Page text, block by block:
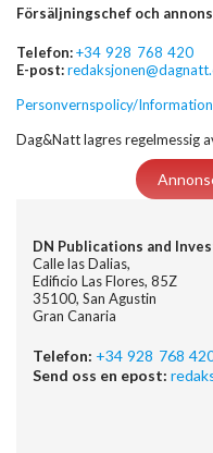
Försäljningschef och
Telefon:+34 928 768 420
E-post:
Personvernspolicy/
Dag&Natt lagres regelmessig
DN Publications and
Calle las Dalias,
Edificio Las Flores, 85Z
35100, San Agustin
Gran Canaria
Telefon: +34 928 768
Send oss en epost: